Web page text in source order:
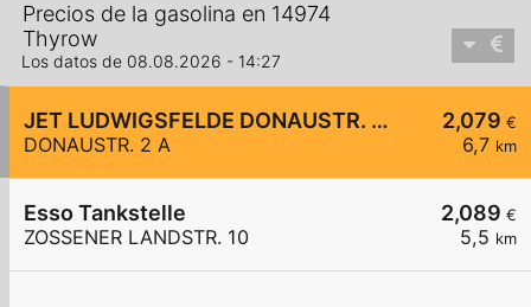
Precios de la gasolina en 14974
Thyrow
Los datos de 08.08.2026 - 14:27
2,079 €
6,7 km
JET LUDWIGSFELDE DONAUSTR. 2 A
DONAUSTR. 2 A
2,089 €
5,5 km
Esso Tankstelle
ZOSSENER LANDSTR. 10